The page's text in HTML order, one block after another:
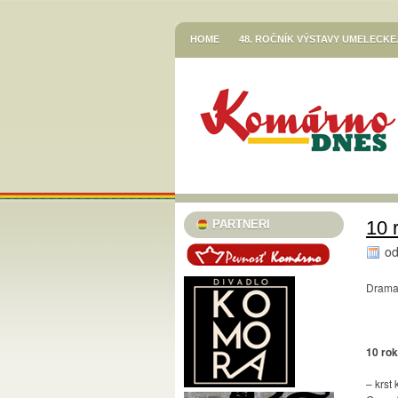
HOME 48. ROČNÍK VÝSTAVY
HOR SA DO RÍŠE ROZPRÁVOK
KNIŽNICA JÓZSEFA SZINNYEIHO V
MESTSKÉ KULTÚRNE STREDISKO V
SZINNYEI SZALON KÚTFESZT / 13.
TURISTICKÁ INFORMAČNÁ KANCELÁRIA
TARICS LORINCZ MARGIT SZINÉSZMÚZEUM
TATRA KINO MOZI KLUB VODNÉHO
46. ČLENSKÁ VÝSTAVA / TAGSÁGI
MESTSKÝ KLUB DÔCHODCOV KOMÁRNO
PODUNAJSKÉ MÚZEUM V KOMÁRNE /
PARTNERI 10
od
10
– krst